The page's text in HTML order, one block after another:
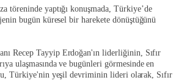
töreninde yaptığı konuşmada, Türkiye’de
bugün küresel bir harekete dönüştüğünü
Recep Tayyip Erdoğan'ın liderliğinin, Sıfır
ulaşmasında ve bugünleri görmesinde en
Türkiye'nin yeşil devriminin lideri olarak, Sıfır